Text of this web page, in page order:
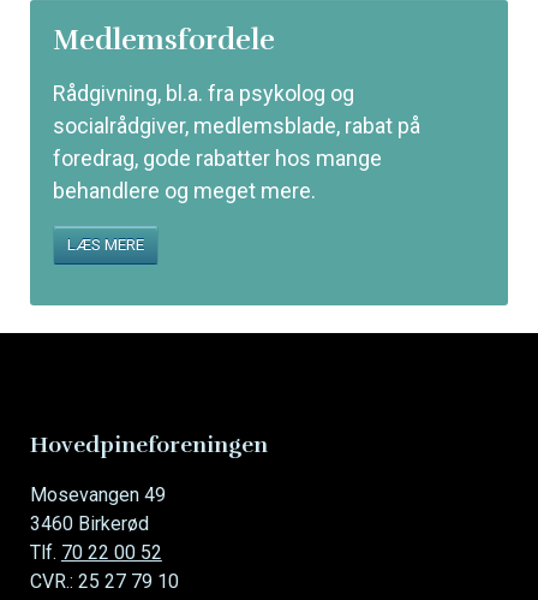
Medlemsfordele
Rådgivning, bl.a. fra psykolog og
socialrådgiver, medlemsblade, rabat på
foredrag, gode rabatter hos mange
behandlere og meget mere.
LÆS MERE
Hovedpineforeningen
Mosevangen 49
3460 Birkerød
Tlf. 70 22 00 52
CVR.: 25 27 79 10